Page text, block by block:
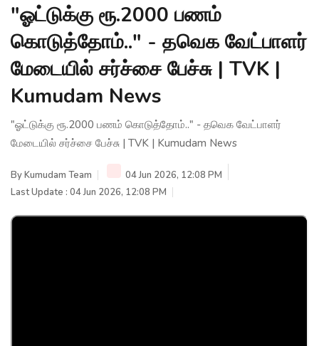
"ஓட்டுக்கு ரூ.2000 பணம்
கொடுத்தோம்.." - தவெக வேட்பாளர்
மேடையில் சர்ச்சை பேச்சு | TVK |
Kumudam News
"ஓட்டுக்கு ரூ.2000 பணம் கொடுத்தோம்.." - தவெக வேட்பாளர்
மேடையில் சர்ச்சை பேச்சு | TVK | Kumudam News
ByKumudam Team
04 Jun 2026, 12:08 PM
Last Update : 04 Jun 2026, 12:08 PM